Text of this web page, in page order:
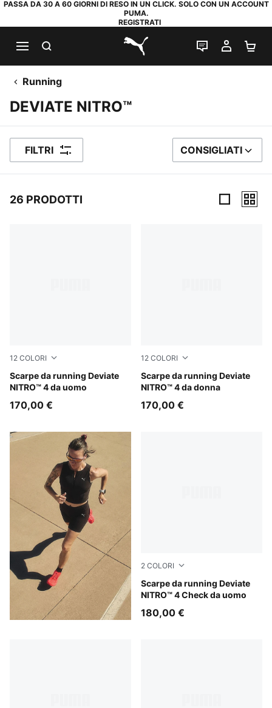
PASSA DA 30 A 60 GIORNI DI RESO IN UN CLICK. SOLO CON UN ACCOUNT
PUMA.
REGISTRATI
PUMA.com
CHAT IL MIO
Running
DEVIATE NITRO™
FILTRI ORDINA PER
CONSIGLIATI
26 PRODOTTI
12 COLORI
Scarpe da running Deviate
NITRO™ 4 da uomo
Ultra Red-PUMA Silver
170,00 €
12 COLORI
Scarpe da running Deviate
NITRO™ 4 da donna
Ultra Red-PUMA Silver
170,00 €
2 COLORI
Scarpe da running Deviate
NITRO™ 4 Check da uomo
For All Time Red-PUMA
180,00 €